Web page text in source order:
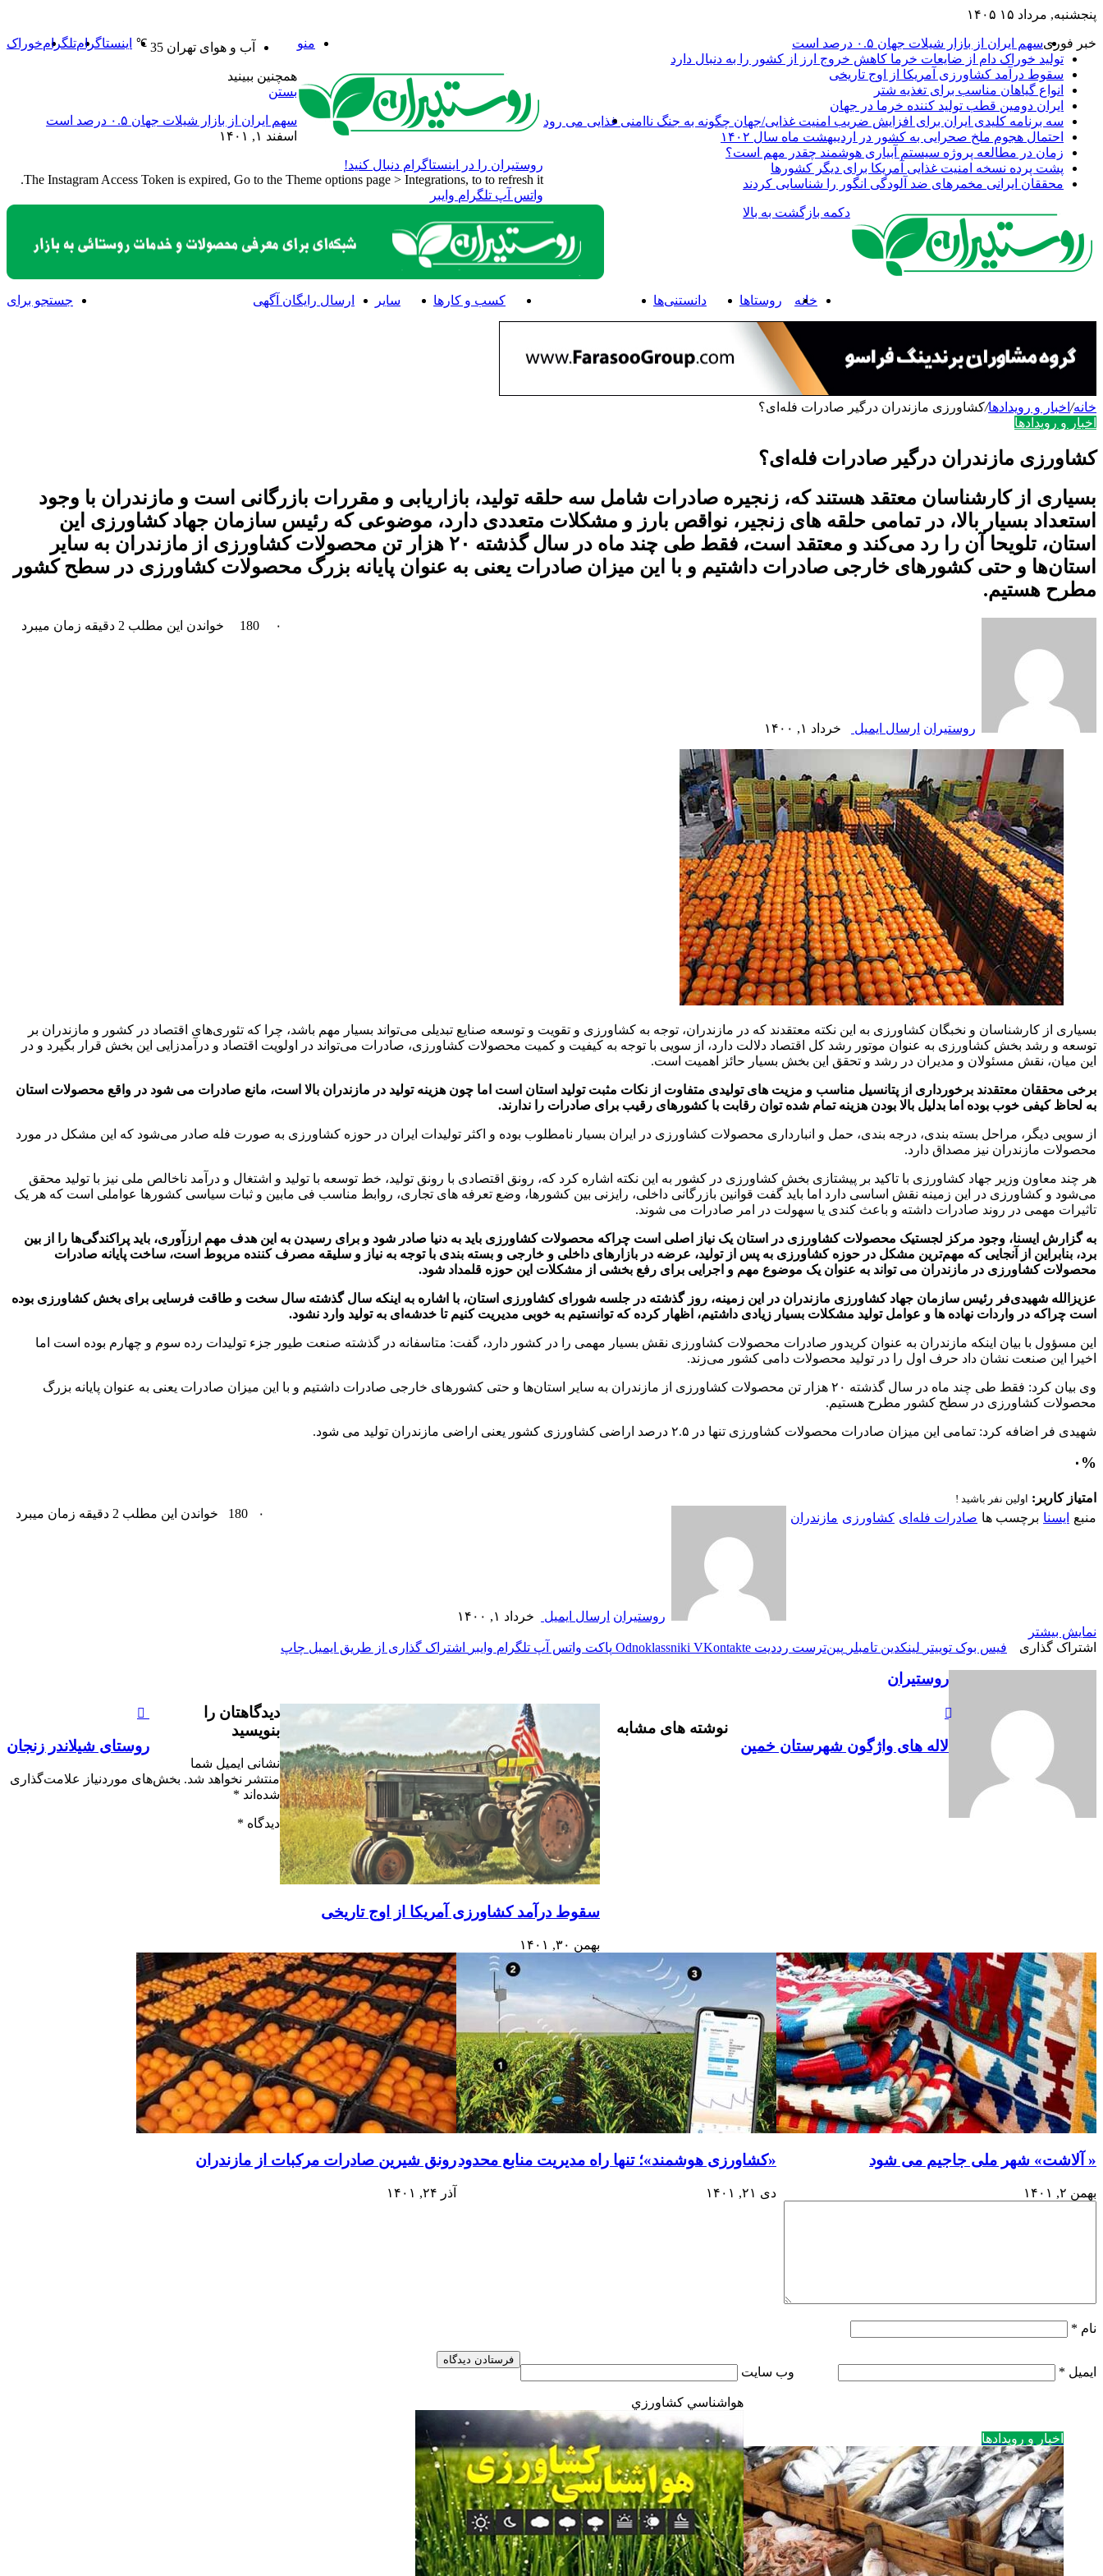
پنجشنبه, مرداد ۱۵ ۱۴۰۵
خبر فوریسهم ایران از بازار شیلات جهان ۰.۵ درصد است
تولید خوراک دام از ضایعات خرما کاهش خروج ارز از کشور را به دنبال دارد
سقوط درآمد کشاورزی آمریکا از اوج تاریخی
انواع گیاهان مناسب برای تغذیه شتر
ایران دومین قطب تولید کننده خرما در جهان
سه برنامه کلیدی ایران برای افزایش ضریب امنیت غذایی/جهان چگونه به جنگ ناامنی غذایی می رود
احتمال هجوم ملخ صحرایی به کشور در اردیبهشت ماه سال ۱۴۰۲
زمان در مطالعه پروژه سیستم آبیاری هوشمند چقدر مهم است؟
پشت پرده نسخه امنیت غذایی آمریکا برای دیگر کشورها
محققان ایرانی مخمرهای ضد آلودگی انگور را شناسایی کردند
خوراکتلگراماینستاگرام آب و هوای تهران 35
℃ منو
خانه روستاها دانستنی‌ها کسب و کارها سایر ارسال رایگان آگهی جستجو برای
خانه/ اخبار و رویدادها/کشاورزی مازندران درگیر صادرات فله‌ای؟
اخبار و رویدادها
کشاورزی مازندران درگیر صادرات فله‌ای؟
بسیاری از کارشناسان معتقد هستند که، زنجیره صادرات شامل سه حلقه تولید، بازاریابی و مقررات بازرگانی است و مازندران با وجود
استعداد بسیار بالا، در تمامی حلقه های زنجیر، نواقص بارز و مشکلات متعددی دارد، موضوعی که رئیس سازمان جهاد کشاورزی این
استان، تلویحا آن را رد می‌کند و معتقد است، فقط طی چند ماه در سال گذشته ۲۰ هزار تن محصولات کشاورزی از مازندران به سایر
استان‌ها و حتی کشورهای خارجی صادرات داشتیم و با این میزان صادرات یعنی به عنوان پایانه بزرگ محصولات کشاورزی در سطح کشور
مطرح هستیم.
روستیران ارسال ایمیل خرداد ۱, ۱۴۰۰
۰ خواندن این مطلب 2 دقیقه زمان میبرد
بسیاری از کارشناسان و نخبگان کشاورزی به این نکته معتقدند که در مازندران، توجه به کشاورزی و تقویت و توسعه صنایع تبدیلی می‌تواند بسیار مهم باشد، چرا که تئوری‌های اقتصاد در کشور و مازندران بر
توسعه و رشد بخش کشاورزی به عنوان موتور رشد کل اقتصاد دلالت دارد، از سویی با توجه به کیفیت و کمیت محصولات کشاورزی، صادرات می‌تواند در اولویت اقتصاد و درآمدزایی این بخش قرار بگیرد و در
این میان، نقش مسئولان و مدیران در رشد و تحقق این بخش بسیار حائز اهمیت است.
برخی محققان معتقدند برخورداری از پتانسیل مناسب و مزیت های تولیدی متفاوت از نکات مثبت تولید استان است اما چون هزینه تولید در مازندران بالا است، مانع صادرات می شود در واقع محصولات استان
به لحاظ کیفی خوب بوده اما بدلیل بالا بودن هزینه تمام شده توان رقابت با کشورهای رقیب برای صادرات را ندارند.
از سویی دیگر، مراحل بسته بندی، درجه بندی، حمل و انبارداری محصولات کشاورزی در ایران بسیار نامطلوب بوده و اکثر تولیدات ایران در حوزه کشاورزی به صورت فله صادر می‌شود که این مشکل در مورد
محصولات مازندران نیز مصداق دارد.
هر چند معاون وزیر جهاد کشاورزی با تاکید بر پیشتازی بخش کشاورزی در کشور به این نکته اشاره کرد که، رونق اقتصادی با رونق تولید، خط توسعه با تولید و اشتغال و درآمد ناخالص ملی نیز با تولید محقق
می‌شود و کشاورزی در این زمینه نقش اساسی دارد اما باید گفت قوانین بازرگانی داخلی، رایزنی بین کشورها، وضع تعرفه های تجاری، روابط مناسب فی مابین و ثبات سیاسی کشورها عواملی است که هر یک
تاثیرات مهمی در روند صادرات داشته و باعث کندی یا سهولت در امر صادرات می شوند.
به گزارش ایسنا، وجود مرکز لجستیک محصولات کشاورزی در استان یک نیاز اصلی است چراکه محصولات کشاورزی باید به دنیا صادر شود و برای رسیدن به این هدف مهم ارزآوری، باید پراکندگی‌ها را از بین
برد، بنابراین از آنجایی که مهم‌ترین مشکل در حوزه کشاورزی به پس از تولید، عرضه در بازارهای داخلی و خارجی و بسته بندی با توجه به نیاز و سلیقه مصرف کننده مربوط است، ساخت پایانه صادرات
محصولات کشاورزی در مازندران می تواند به عنوان یک موضوع مهم و اجرایی برای رفع بخشی از مشکلات این حوزه قلمداد شود.
عزیزالله شهیدی‌فر رئیس سازمان جهاد کشاورزی مازندران در این زمینه، روز گذشته در جلسه شورای کشاورزی استان، با اشاره به اینکه سال گذشته سال سخت و طاقت فرسایی برای بخش کشاورزی بوده
است چراکه در واردات نهاده ها و عوامل تولید مشکلات بسیار زیادی داشتیم، اظهار کرده که توانستیم به خوبی مدیریت کنیم تا خدشه‌ای به تولید وارد نشود.
این مسؤول با بیان اینکه مازندران به عنوان کریدور صادرات محصولات کشاورزی نقش بسیار مهمی را در کشور دارد، گفت: متاسفانه در گذشته صنعت طیور جزء تولیدات رده سوم و چهارم بوده است اما
اخیرا این صنعت نشان داد حرف اول را در تولید محصولات دامی کشور می‌زند.
وی بیان کرد: فقط طی چند ماه در سال گذشته ۲۰ هزار تن محصولات کشاورزی از مازندران به سایر استان‌ها و حتی کشورهای خارجی صادرات داشتیم و با این میزان صادرات یعنی به عنوان پایانه بزرگ
محصولات کشاورزی در سطح کشور مطرح هستیم.
شهیدی فر اضافه کرد: تمامی این میزان صادرات محصولات کشاورزی تنها در ۲.۵ درصد اراضی کشاورزی کشور یعنی اراضی مازندران تولید می شود.
۰ %
امتیاز کاربر: اولین نفر باشید !
منبع ایسنا برچسب ها صادرات فله‌ای کشاورزی مازندران
روستیران ارسال ایمیل خرداد ۱, ۱۴۰۰
۰ خواندن این مطلب 2 دقیقه زمان میبرد
نمایش بیشتر
اشتراک گذاری
فیس بوک توییتر لینکدین ‫تامبلر ‫پین‌ترست ‫رددیت ‫VKontakte
‫Odnoklassniki پاکت واتس آپ تلگرام وایبر اشتراک گذاری از طریق ایمیل چاپ
روستیران
لاله های واژگون شهرستان خمین روستای شیلاندر زنجان
نوشته های مشابه
سقوط درآمد کشاورزی آمریکا از اوج تاریخی
بهمن ۳۰, ۱۴۰۱
« آلاشت» شهر ملی جاجیم می شود
بهمن ۲, ۱۴۰۱
«کشاورزی هوشمند»؛ تنها راه مدیریت منابع محدود
دی ۲۱, ۱۴۰۱
رونق شیرین صادرات مرکبات از مازندران
آذر ۲۴, ۱۴۰۱
دیدگاهتان را
بنویسید
نشانی ایمیل شما
منتشر نخواهد شد. بخش‌های موردنیاز علامت‌گذاری
شده‌اند *
دیدگاه *
نام *
ایمیل * وب‌ سایت
همچنین ببینید
بستن
اخبار و رویدادها
سهم ایران از بازار شیلات جهان ۰.۵ درصد است
اسفند ۱, ۱۴۰۱
هواشناسي كشاورزي
روستیران را در اینستاگرام دنبال کنید!
The Instagram Access Token is expired, Go to the Theme options page > Integrations, to to refresh it.
واتس آپ تلگرام وایبر
دکمه بازگشت به بالا